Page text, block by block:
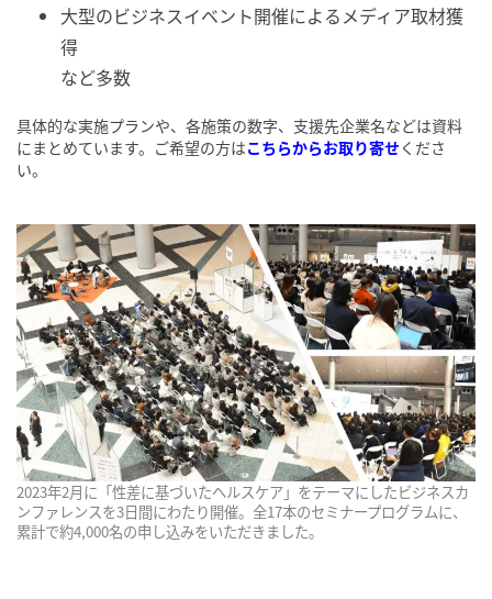
大型のビジネスイベント開催によるメディア取材獲
得
など多数
具体的な実施プランや、各施策の数字、支援先企業名などは資料
にまとめています。ご希望の方はこちらからお取り寄せ くださ
い。
2023年2月に「性差に基づいたヘルスケア」をテーマにしたビジネスカ
ンファレンスを3日間にわたり開催。全17本のセミナープログラムに、
累計で約4,000名の申し込みをいただきました。